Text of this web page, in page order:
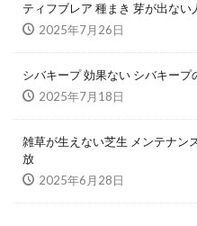
ティフブレア 種まき 芽が出ない
2025年7月26日
シバキープ 効果ない シバキー
2025年7月18日
雑草が生えない芝生 メンテナン
放
2025年6月28日